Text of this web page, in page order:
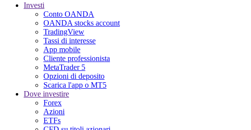
Investi
Conto OANDA
OANDA stocks account
TradingView
Tassi di interesse
App mobile
Cliente professionista
MetaTrader 5
Opzioni di deposito
Scarica l'app o MT5
Dove investire
Forex
Azioni
ETFs